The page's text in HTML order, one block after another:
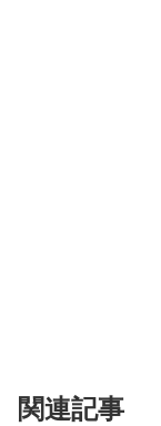
関連記事